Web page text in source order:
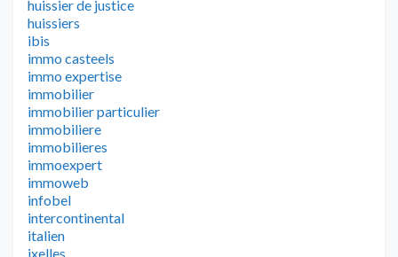
huissier de justice
huissiers
ibis
immo casteels
immo expertise
immobilier
immobilier particulier
immobiliere
immobilieres
immoexpert
immoweb
infobel
intercontinental
italien
ixelles